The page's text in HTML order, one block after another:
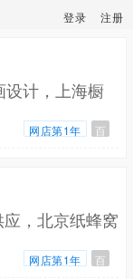
登录 注册
设计，上海橱
网店第1年 百
，北京纸蜂窝
网店第1年 百